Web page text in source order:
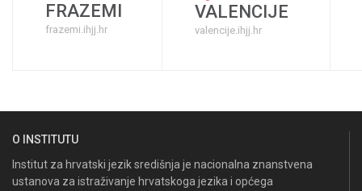
FRAZEMI
frazemi.ihjj.hr
VALENCIJE
valencije.ihjj.hr
O INSTITUTU
Institut za hrvatski jezik središnja je nacionalna znanstvena
ustanova za istraživanje hrvatskoga jezika i općega